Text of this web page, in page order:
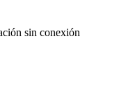
sin conexión